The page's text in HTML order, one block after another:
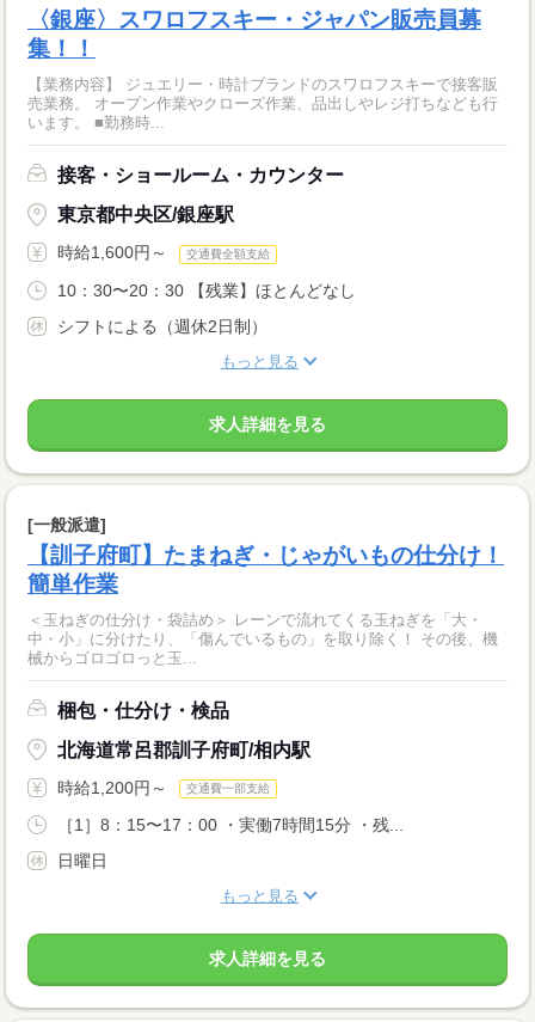
〈銀座〉スワロフスキー・ジャパン販売員募
集！！
【業務内容】 ジュエリー・時計ブランドのスワロフスキーで接客販
売業務。 オープン作業やクローズ作業、品出しやレジ打ちなども行
います。 ■勤務時...
接客・ショールーム・カウンター
東京都中央区/銀座駅
時給1,600円～ 交通費全額支給
10：30〜20：30 【残業】ほとんどなし
シフトによる（週休2日制）
もっと見る
求人詳細を見る
[一般派遣]
【訓子府町】たまねぎ・じゃがいもの仕分け！
簡単作業
＜玉ねぎの仕分け・袋詰め＞ レーンで流れてくる玉ねぎを「大・
中・小」に分けたり、「傷んでいるもの」を取り除く！ その後、機
械からゴロゴロっと玉...
梱包・仕分け・検品
北海道常呂郡訓子府町/相内駅
時給1,200円～ 交通費一部支給
［1］8：15〜17：00 ・実働7時間15分 ・残...
日曜日
もっと見る
求人詳細を見る